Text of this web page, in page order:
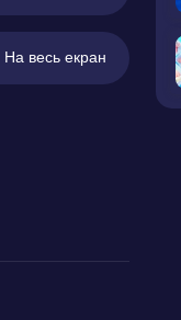
На весь екран